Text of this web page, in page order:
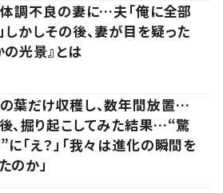
体調不良の妻に…夫「俺に全部
しかしその後、妻が目を疑った
の光景』とは
葉だけ収穫し、数年間放置…
、掘り起こしてみた結果…“驚
「え？」「我々は進化の瞬間を
のか」